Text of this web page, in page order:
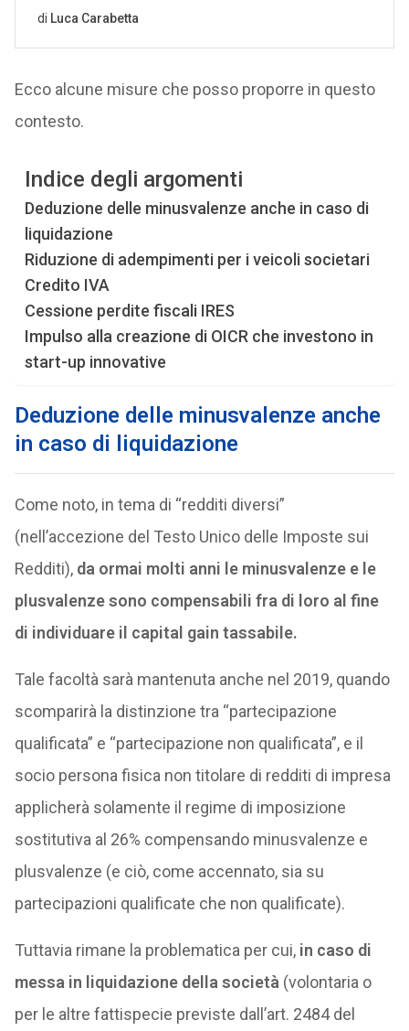
Ecco alcune misure che posso proporre in questo
contesto.
Indice degli argomenti
Deduzione delle minusvalenze anche in caso di
liquidazione
Riduzione di adempimenti per i veicoli societari
Credito IVA
Cessione perdite fiscali IRES
Impulso alla creazione di OICR che investono in
start-up innovative
Deduzione delle minusvalenze anche
in caso di liquidazione
Come noto, in tema di “redditi diversi”
(nell’accezione del Testo Unico delle Imposte sui
Redditi), da ormai molti anni le minusvalenze e le
plusvalenze sono compensabili fra di loro al fine
di individuare il capital gain tassabile.
Tale facoltà sarà mantenuta anche nel 2019, quando
scomparirà la distinzione tra “partecipazione
qualificata” e “partecipazione non qualificata”, e il
socio persona fisica non titolare di redditi di impresa
applicherà solamente il regime di imposizione
sostitutiva al 26% compensando minusvalenze e
plusvalenze (e ciò, come accennato, sia su
partecipazioni qualificate che non qualificate).
Tuttavia rimane la problematica per cui, in caso di
messa in liquidazione della società (volontaria o
per le altre fattispecie previste dall’art. 2484 del